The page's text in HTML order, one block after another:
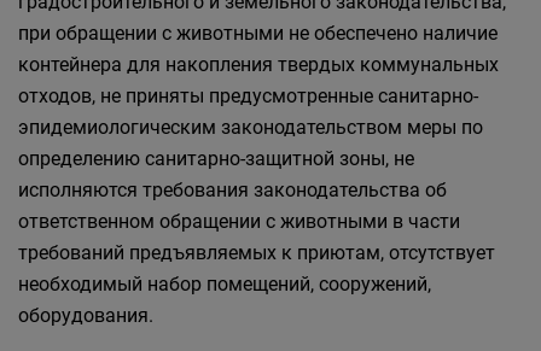
при обращении с животными не обеспечено наличие
контейнера для накопления твердых коммунальных
отходов, не приняты предусмотренные санитарно-
эпидемиологическим законодательством меры по
определению санитарно-защитной зоны, не
исполняются требования законодательства об
ответственном обращении с животными в части
требований предъявляемых к приютам, отсутствует
необходимый набор помещений, сооружений,
оборудования.